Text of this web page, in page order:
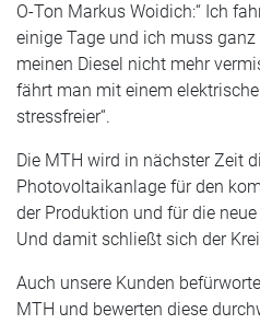
O-Ton Markus Woidich:“ Ich
einige Tage und ich muss
meinen Diesel nicht mehr
fährt man mit einem
stressfreier“.
Die MTH wird in nächster Zeit
Photovoltaikanlage für den
der Produktion und für die
Und damit schließt sich der
Auch unsere Kunden
MTH und bewerten diese